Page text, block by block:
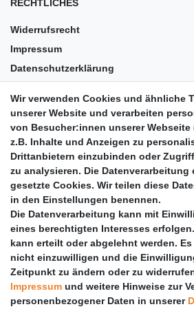
RECHTLICHES
Widerrufsrecht
Impressum
Datenschutzerklärung
Barrierefreiheit
Anleitungen
Vertrag widerrufen
PARTNER
DHL
GLS
PaketPLUS
SPONSORING
Wir verwenden Cookies und ähnliche
unserer Website und verarbeiten
von Besucher:innen unserer Webseite
z.B. Inhalte und Anzeigen zu
Drittanbietern einzubinden oder
zu analysieren. Die
gesetzte Cookies. Wir teilen diese
in den Einstellungen benennen.
Die Datenverarbeitung kann mit
eines berechtigten Interesses
kann erteilt oder abgelehnt werden.
nicht einzuwilligen und die
Zeitpunkt zu ändern oder zu
Impressum und weitere Hinweise zur
personenbezogener Daten in unserer